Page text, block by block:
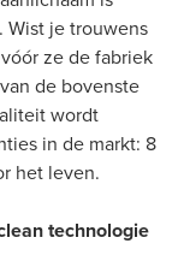
Wist je trouwens
ze de fabriek
de bovenste
wordt
in de markt: 8
het leven.
technologie